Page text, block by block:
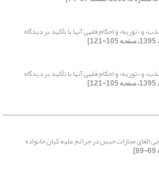
و «توریه» و احکام فقهی آنها با تأکید بر دیدگاه
و «توریه» و احکام فقهی آنها با تأکید بر دیدگاه
مجازات حبس در جرائم‌ علیه کیان خانواده